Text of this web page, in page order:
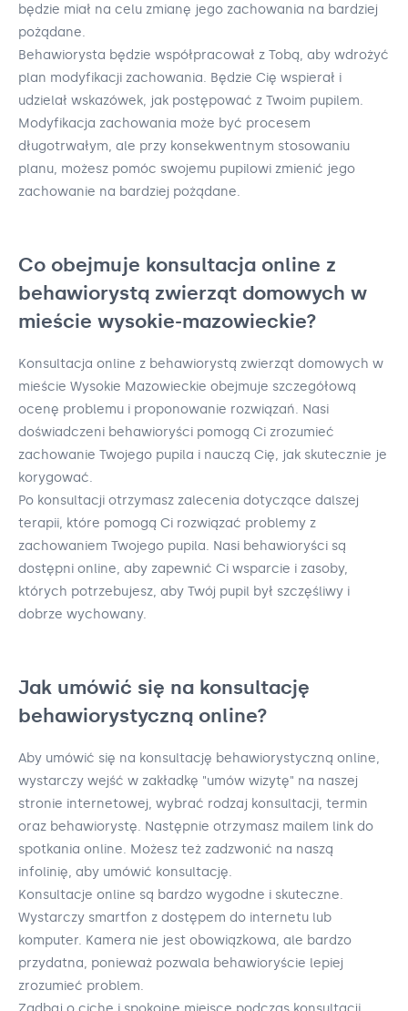
będzie miał na celu zmianę jego zachowania na bardziej
pożądane.
Behawiorysta będzie współpracował z Tobą, aby wdrożyć
plan modyfikacji zachowania. Będzie Cię wspierał i
udzielał wskazówek, jak postępować z Twoim pupilem.
Modyfikacja zachowania może być procesem
długotrwałym, ale przy konsekwentnym stosowaniu
planu, możesz pomóc swojemu pupilowi zmienić jego
zachowanie na bardziej pożądane.
Co obejmuje konsultacja online z
behawiorystą zwierząt domowych w
mieście wysokie-mazowieckie?
Konsultacja online z behawiorystą zwierząt domowych w
mieście Wysokie Mazowieckie obejmuje szczegółową
ocenę problemu i proponowanie rozwiązań. Nasi
doświadczeni behawioryści pomogą Ci zrozumieć
zachowanie Twojego pupila i nauczą Cię, jak skutecznie je
korygować.
Po konsultacji otrzymasz zalecenia dotyczące dalszej
terapii, które pomogą Ci rozwiązać problemy z
zachowaniem Twojego pupila. Nasi behawioryści są
dostępni online, aby zapewnić Ci wsparcie i zasoby,
których potrzebujesz, aby Twój pupil był szczęśliwy i
dobrze wychowany.
Jak umówić się na konsultację
behawiorystyczną online?
Aby umówić się na konsultację behawiorystyczną online,
wystarczy wejść w zakładkę "umów wizytę" na naszej
stronie internetowej, wybrać rodzaj konsultacji, termin
oraz behawiorystę. Następnie otrzymasz mailem link do
spotkania online. Możesz też zadzwonić na naszą
infolinię, aby umówić konsultację.
Konsultacje online są bardzo wygodne i skuteczne.
Wystarczy smartfon z dostępem do internetu lub
komputer. Kamera nie jest obowiązkowa, ale bardzo
przydatna, ponieważ pozwala behawioryście lepiej
zrozumieć problem.